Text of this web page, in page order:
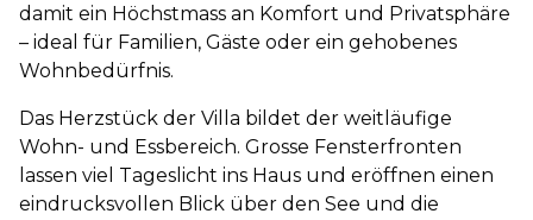
damit ein Höchstmass an Komfort und Privatsphäre
– ideal für Familien, Gäste oder ein gehobenes
Wohnbedürfnis.
Das Herzstück der Villa bildet der weitläufige
Wohn- und Essbereich. Grosse Fensterfronten
lassen viel Tageslicht ins Haus und eröffnen einen
eindrucksvollen Blick über den See und die